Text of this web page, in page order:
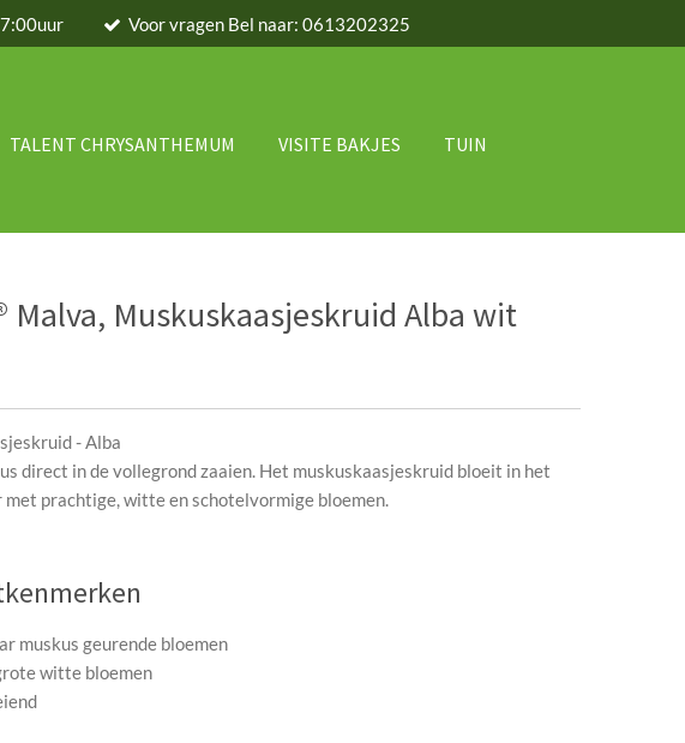
Voor vragen Bel naar: 0613202325
TALENT CHRYSANTHEMUM VISITE BAKJES TUIN
Malva, Muskuskaasjeskruid Alba wit
- Alba
direct in de vollegrond zaaien. Het muskuskaasjeskruid bloeit in het
met prachtige, witte en schotelvormige bloemen.
muskus geurende bloemen
witte bloemen